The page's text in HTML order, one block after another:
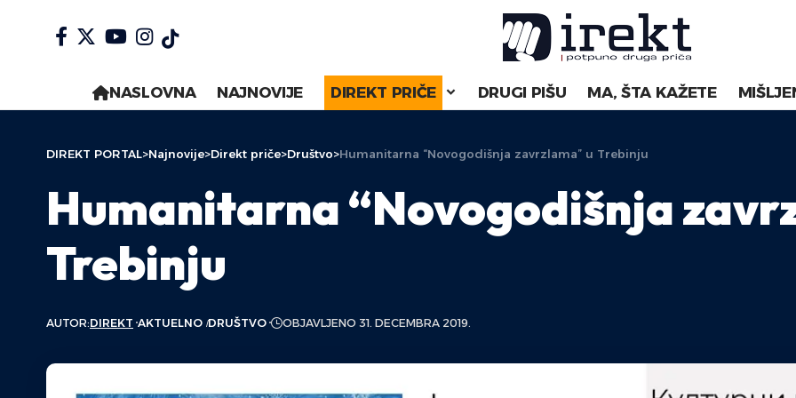
NASLOVNA NAJNOVIJE DIREKT PRIČE DRUGI PIŠU MA, ŠTA KAŽETE
DIREKT PORTAL>Najnovije>Direkt priče>Društvo>Humanitarna “Novogodišnja zavrzlama” u Trebinju
Humanitarna “Novogodišnja
Trebinju
AUTOR:DIREKT AKTUELNO DRUŠTVO OBJAVLJENO 31. DECEMBRA 2019.